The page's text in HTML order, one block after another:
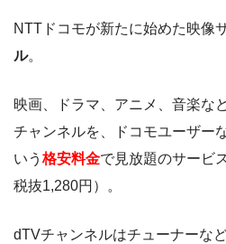
NTTドコモが新たに始めた映像
ル。
映画、ドラマ、アニメ、音楽な
チャンネルを、ドコモユーザー
いう 格安料金で見放題のサービ
税抜1,280円）。
dTVチャンネルはチューナーな